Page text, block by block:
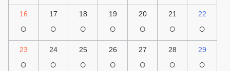
16
○
17
○
18
○
19
○
20
○
21
○
22
○
23
○
24
○
25
○
26
○
27
○
28
○
29
○